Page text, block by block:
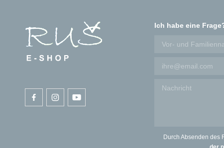
Ich habe eine
Durch Absenden des